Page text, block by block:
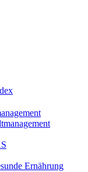
Ernährung